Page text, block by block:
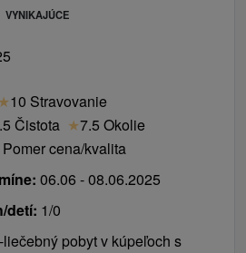
VYNIKAJÚCE
★10 Stravovanie
Čistota ★7.5 Okolie
cena/kvalita
06.06 - 08.06.2025
detí: 1/0
pobyt v kúpeľoch s